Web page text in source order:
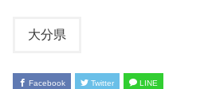
大分県
Facebook Twitter LINE